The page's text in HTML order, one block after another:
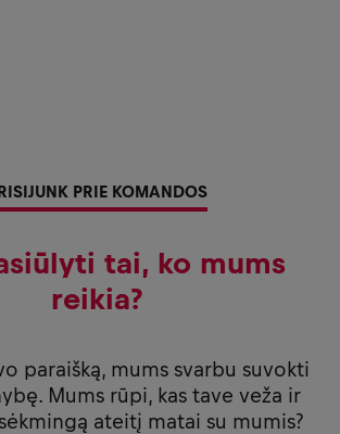
PRIE KOMANDOS
tai, ko mums
reikia?
paraišką, mums svarbu suvokti
Mums rūpi, kas tave veža ir
ateitį matai su mumis?